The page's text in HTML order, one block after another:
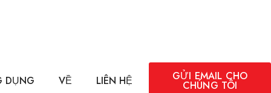
DỤNG VỀ LIÊN HỆ GỬI EMAIL CHO
CHÚNG TÔI